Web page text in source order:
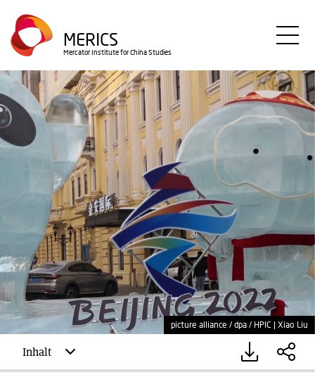
Direkt
zum
Inhalt
MERICS
Mercator Institute for China Studies
picture alliance / dpa / HPIC | Xiao Liu
Inhalt